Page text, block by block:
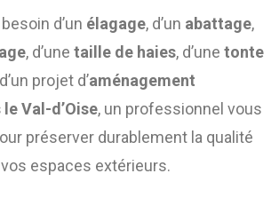
d’un élagage, d’un abattage,
, d’une taille de haies, d’une tonte
projet d’aménagement
Val-d’Oise, un professionnel vous
préserver durablement la qualité
espaces extérieurs.